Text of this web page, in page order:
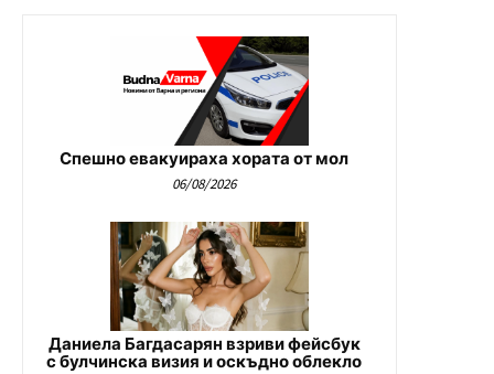
Спешно евакуираха хората от мол
06/08/2026
Даниела Багдасарян взриви фейсбук
с булчинска визия и оскъдно облекло